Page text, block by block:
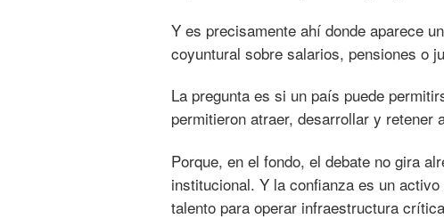
Y es precisamente ahí donde aparece
coyuntural sobre salarios, pensiones o
La pregunta es si un país puede
permitieron atraer, desarrollar y retener
Porque, en el fondo, el debate no gira
institucional. Y la confianza es un
talento para operar infraestructura